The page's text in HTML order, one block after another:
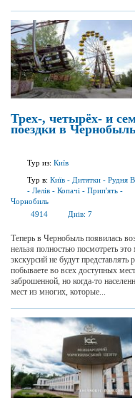
Трех-, четырёх- и
поездки в
Тур из: Київ
Тур в: Київ - Дитятки - Рудня
- Лелів - Копачі - Прип'ять -
Чорнобиль
4914
Днів: 7
Теперь в Чернобыль появилась
нельзя полностью посмотреть
экскурсий не будут
побываете во всех доступных
заброшенной, но когда-то
мест из многих, которые...